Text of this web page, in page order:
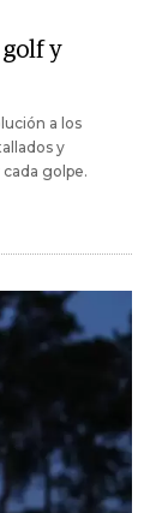
golf y
a los
y
golpe.